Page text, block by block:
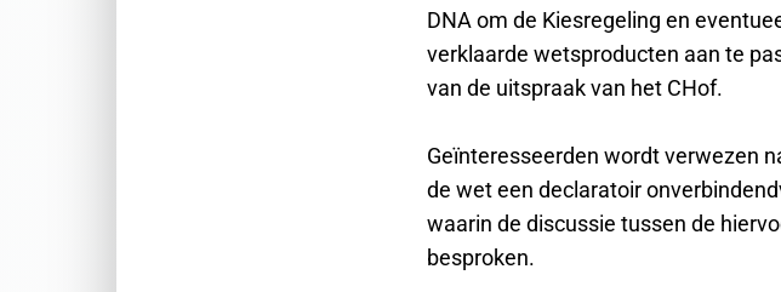
DNA om de Kiesregeling en
verklaarde wetsproducten aan te
van de uitspraak van het CHof.
Geïnteresseerden wordt verwezen
de wet een declaratoir
waarin de discussie tussen de
besproken.